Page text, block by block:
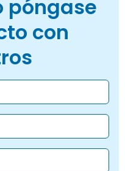
póngase
con